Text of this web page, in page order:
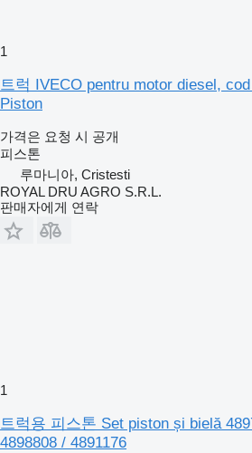
1
트럭 IVECO pentru motor diesel,
Piston
가격은 요청 시 공개
피스톤
루마니아, Cristesti
ROYAL DRU AGRO S.R.L.
판매자에게 연락
1
트럭용 피스톤 Set piston și bielă
4898808 / 4891176